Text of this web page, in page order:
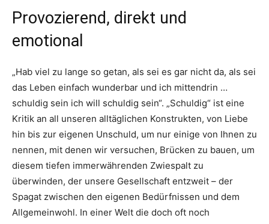
Provozierend, direkt und
emotional
„Hab viel zu lange so getan, als sei es gar nicht da, als sei
das Leben einfach wunderbar und ich mittendrin …
schuldig sein ich will schuldig sein“. „Schuldig“ ist eine
Kritik an all unseren alltäglichen Konstrukten, von Liebe
hin bis zur eigenen Unschuld, um nur einige von Ihnen zu
nennen, mit denen wir versuchen, Brücken zu bauen, um
diesem tiefen immerwährenden Zwiespalt zu
überwinden, der unsere Gesellschaft entzweit – der
Spagat zwischen den eigenen Bedürfnissen und dem
Allgemeinwohl. In einer Welt die doch oft noch